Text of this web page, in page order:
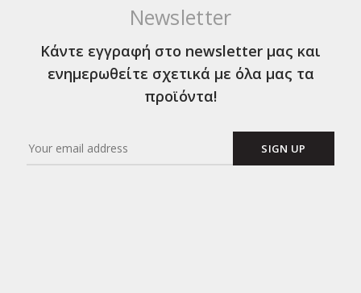
Newsletter
Κάντε εγγραφή στο newsletter μας και
ενημερωθείτε σχετικά με όλα μας τα
προϊόντα!